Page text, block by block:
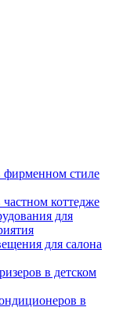
фирменном стиле
частном коттедже
для
для салона
в детском
в